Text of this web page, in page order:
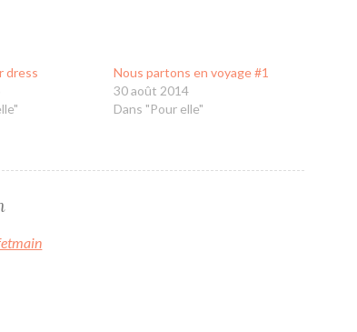
dress
Nous partons en voyage #1
30 août 2014
Dans "Pour elle"